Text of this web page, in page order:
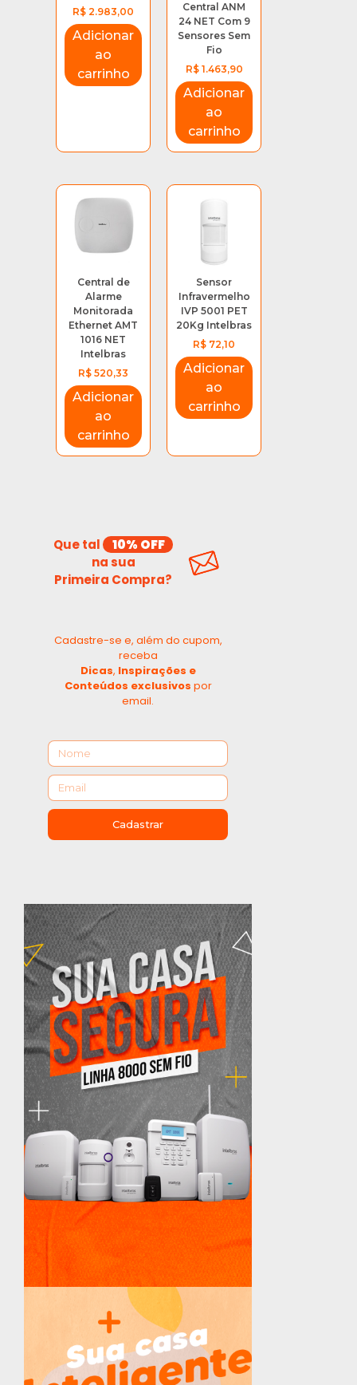
R$ 2.983,00
Adicionar
ao
carrinho
Central ANM
24 NET Com 9
Sensores Sem
Fio
R$1.463,90
Adicionar
ao
carrinho
Central de
Alarme
Monitorada
Ethernet AMT
1016 NET
Intelbras
R$ 520,33
Adicionar
ao
carrinho
Sensor
Infravermelho
IVP 5001 PET
20Kg Intelbras
R$ 72,10
Adicionar
ao
carrinho
Que tal 10% OFF
na sua
Primeira Compra?
Cadastre-se e, além do cupom,
receba
Dicas, Inspirações e
Conteúdos exclusivos por
email.
Cadastrar
Nome
Email
Previous
Next